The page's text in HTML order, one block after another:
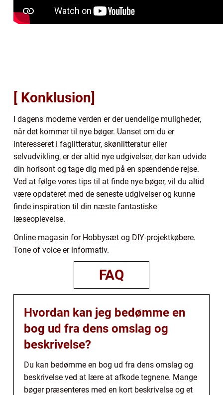
[ Konklusion]
I dagens moderne verden er der uendelige muligheder,
når det kommer til nye bøger. Uanset om du er
interesseret i faglitteratur, skønlitteratur eller
selvudvikling, er der altid nye udgivelser, der kan udvide
din horisont og tage dig med på en spændende rejse.
Ved at følge vores tips til at finde nye bøger, vil du altid
være opdateret med de seneste udgivelser og kunne
finde inspiration til din næste fantastiske
læseoplevelse.
Online magasin for Hobbysæt og DIY-projektkøbere.
Tone of voice er informativ.
FAQ
Hvordan kan jeg bedømme en
bog ud fra dens omslag og
beskrivelse?
Du kan bedømme en bog ud fra dens omslag og
beskrivelse ved at lære at afkode tegnene. Mange
bøger præsenteres med en kort beskrivelse og et